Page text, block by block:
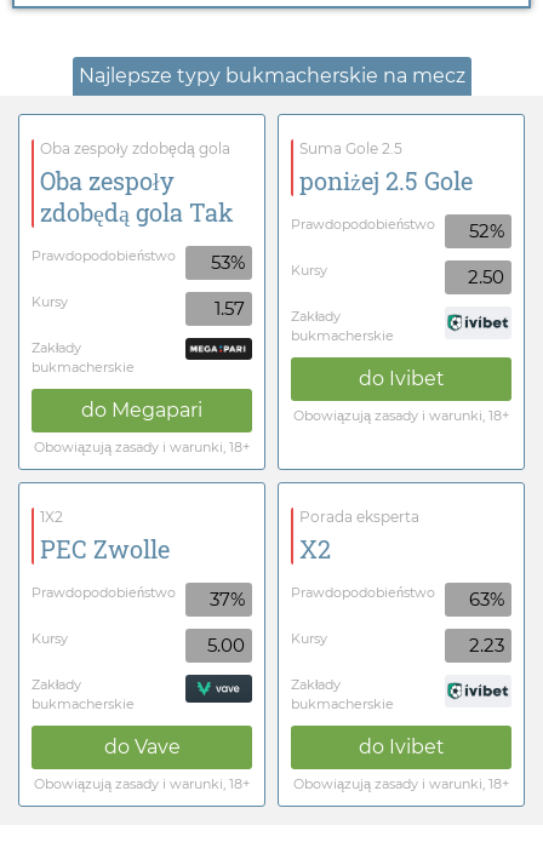
Najlepsze typy bukmacherskie na mecz
Oba zespoły zdobędą gola
Oba zespoły
zdobędą gola Tak
Prawdopodobieństwo 53%
Kursy 1.57
Zakłady
bukmacherskie
do Megapari
Obowiązują zasady i warunki, 18+
Suma Gole 2.5
poniżej 2.5 Gole
Prawdopodobieństwo 52%
Kursy 2.50
Zakłady
bukmacherskie
do Ivibet
Obowiązują zasady i warunki, 18+
1X2
PEC Zwolle
Prawdopodobieństwo 37%
Kursy 5.00
Zakłady
bukmacherskie
do Vave
Obowiązują zasady i warunki, 18+
Porada eksperta
X2
Prawdopodobieństwo 63%
Kursy 2.23
Zakłady
bukmacherskie
do Ivibet
Obowiązują zasady i warunki, 18+